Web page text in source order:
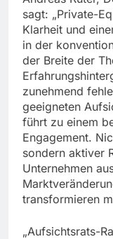
sagt: „Private-
Klarheit und
in der
der Breite der
zunehmend
geeigneten
führt zu einem
Engagement.
sondern aktiver
Unternehmen
transformieren
„Aufsichtsrats-